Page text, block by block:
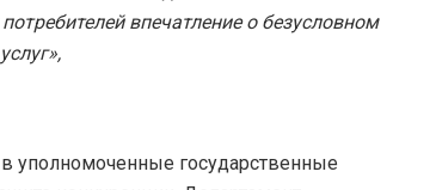
впечатление о безусловном
уполномоченные государственные